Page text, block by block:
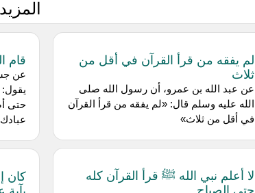
لم يفقه من قرأ القرآن في أقل من
ثلاث
عن عبد الله بن عمرو، أن رسول الله صلى
الله عليه وسلم قال: «لم يفقه من قرأ القرآن
في أقل من ثلاث»
لا أعلم نبي الله ﷺ قرأ القرآن كله
حتى الصباح
قام
عن
يقول:
حتى
كان